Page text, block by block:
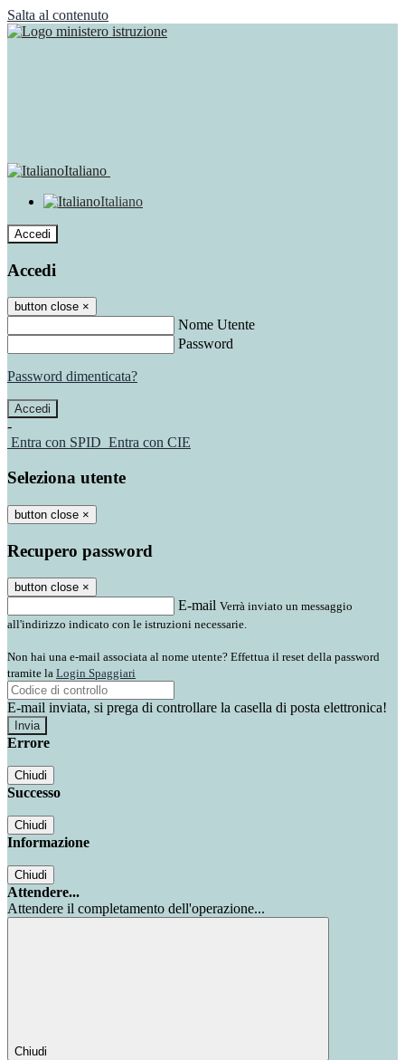
Salta al contenuto
Italiano
Italiano
Accedi
Accedi
button close ×
Nome Utente
Password
Password dimenticata?
-
Entra con SPID Entra con CIE
Seleziona utente
button close ×
Recupero password
button close ×
E-mail Verrà inviato un messaggio
all'indirizzo indicato con le istruzioni necessarie.
Non hai una e-mail associata al nome utente? Effettua il reset della password
tramite la Login Spaggiari
E-mail inviata, si prega di controllare la casella di posta elettronica!
Errore
Chiudi
Successo
Chiudi
Informazione
Chiudi
Attendere...
Attendere il completamento dell'operazione...
Chiudi